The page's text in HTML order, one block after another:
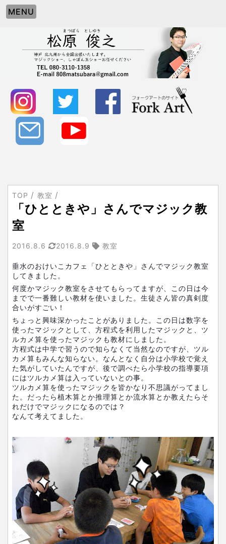
MENU
TOP 教室
「ひとときや」さんでマジック教
室
2016.8.6 2016.8.9 教室
垂水のおけいこカフェ「ひとときや」さんでマジック教室
してきました。
何度かマジック教室をさせてもらってますが、この日は今
までで一番難しい教材を使いました。生徒さん皆の真剣度
合いがすごい！
ちょっと興味深かったことがありました。この日は数字を
使ったマジックとして、方程式を利用したマジックと、ツ
ルカメ算を使ったマジックも教材にしました。
方程式は中学で習うので知らなくて当然なのですが、ツル
カメ算もみんな知らない。なんとなく自分は小学校で覚え
た気がしていたんですが、後で調べたら小学校の指導要項
にはツルカメ算は入っていないとの事。
ツルカメ算を使ったマジックを皆かなり不思議がってまし
た。だったら植木算とか推理算とか流水算とか教えたらそ
れだけでマジックになるのでは？
なんて考えてました。